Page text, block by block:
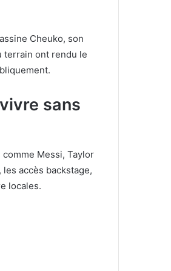
Cheuko, son
terrain ont rendu le
sans
Messi, Taylor
accès backstage,
locales.